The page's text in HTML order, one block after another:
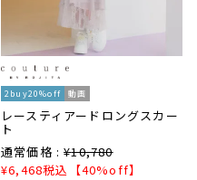
2buy20%off 動画
レースティアードロングスカー
ト
通常価格 : ¥10,780
¥6,468税込 【40%off】